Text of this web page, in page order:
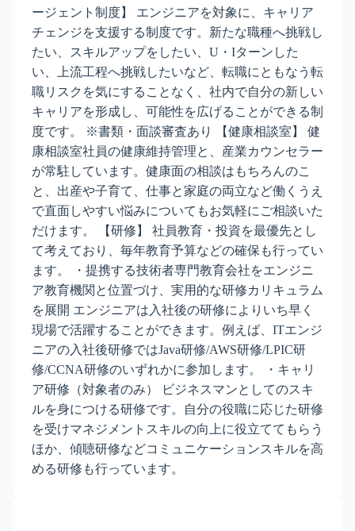
ージェント制度】 エンジニアを対象に、キャリア
チェンジを支援する制度です。新たな職種へ挑戦し
たい、スキルアップをしたい、U・Iターンした
い、上流工程へ挑戦したいなど、転職にともなう転
職リスクを気にすることなく、社内で自分の新しい
キャリアを形成し、可能性を広げることができる制
度です。 ※書類・面談審査あり 【健康相談室】 健
康相談室社員の健康維持管理と、産業カウンセラー
が常駐しています。健康面の相談はもちろんのこ
と、出産や子育て、仕事と家庭の両立など働くうえ
で直面しやすい悩みについてもお気軽にご相談いた
だけます。 【研修】 社員教育・投資を最優先とし
て考えており、毎年教育予算などの確保も行ってい
ます。 ・提携する技術者専門教育会社をエンジニ
ア教育機関と位置づけ、実用的な研修カリキュラム
を展開 エンジニアは入社後の研修によりいち早く
現場で活躍することができます。例えば、ITエンジ
ニアの入社後研修ではJava研修/AWS研修/LPIC研
修/CCNA研修のいずれかに参加します。 ・キャリ
ア研修（対象者のみ） ビジネスマンとしてのスキ
ルを身につける研修です。自分の役職に応じた研修
を受けマネジメントスキルの向上に役立ててもらう
ほか、傾聴研修などコミュニケーションスキルを高
める研修も行っています。